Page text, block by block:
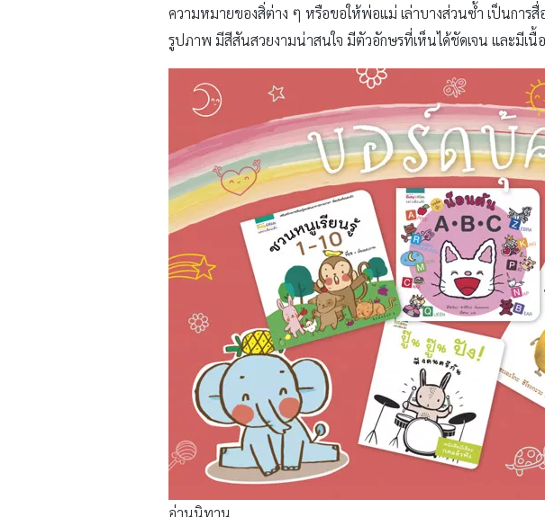
ความหมายของสิ่ต่าง ๆ หรือขอให้พ่อแม่ เล่าบางส่วนซ้ำ เป็นการ
รูปภาพ มีสีสันสวยงามน่าสนใจ มีตัวอักษรที่เห็นได้ชัดเจน และมีเนื้
อ่านนิทาน